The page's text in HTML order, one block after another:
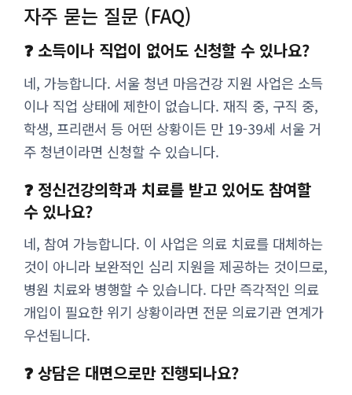
자주 묻는 질문 (FAQ)
❓ 소득이나 직업이 없어도 신청할 수 있나요?
네, 가능합니다. 서울 청년 마음건강 지원 사업은 소득
이나 직업 상태에 제한이 없습니다. 재직 중, 구직 중,
학생, 프리랜서 등 어떤 상황이든 만 19-39세 서울 거
주 청년이라면 신청할 수 있습니다.
❓ 정신건강의학과 치료를 받고 있어도 참여할
수 있나요?
네, 참여 가능합니다. 이 사업은 의료 치료를 대체하는
것이 아니라 보완적인 심리 지원을 제공하는 것이므로,
병원 치료와 병행할 수 있습니다. 다만 즉각적인 의료
개입이 필요한 위기 상황이라면 전문 의료기관 연계가
우선됩니다.
❓ 상담은 대면으로만 진행되나요?